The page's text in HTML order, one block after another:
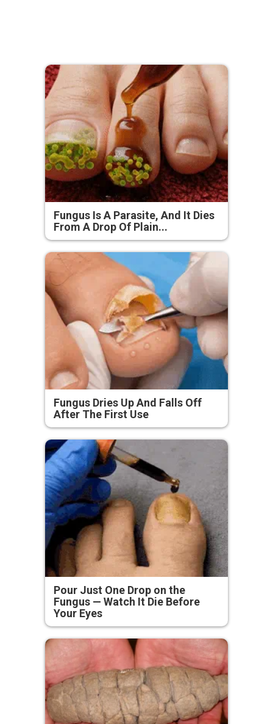
Fungus Is A Parasite, And It Dies
From A Drop Of Plain...
Fungus Dries Up And Falls Off
After The First Use
Pour Just One Drop on the
Fungus — Watch It Die Before
Your Eyes